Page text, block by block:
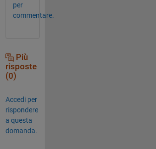
per
commentare.
Più
risposte
(0)
Accedi per
rispondere
a questa
domanda.